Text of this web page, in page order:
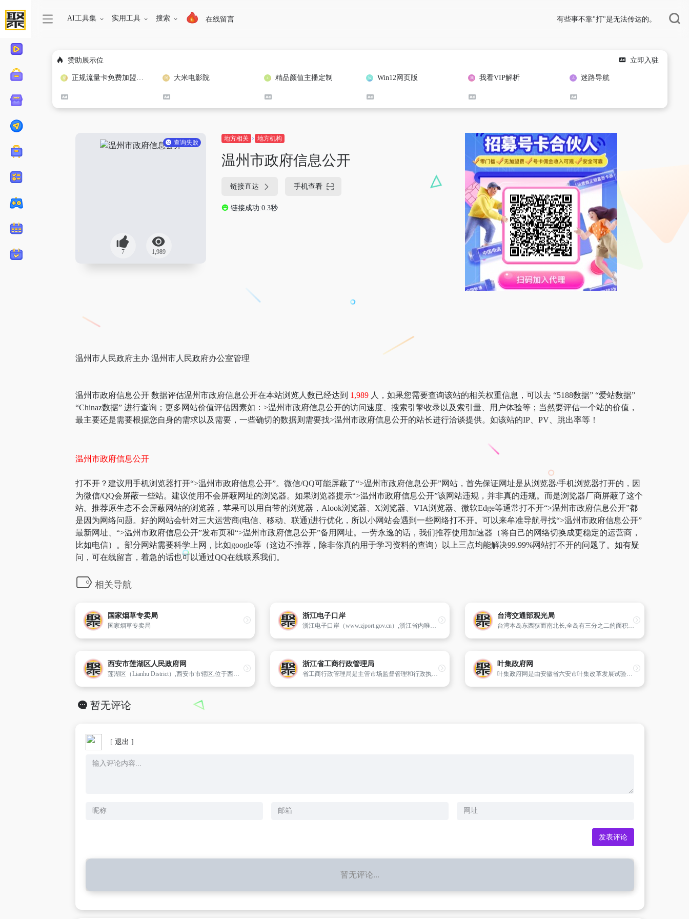
AI工具集 实用工具 搜索 在线留言 有些事不靠"打"是无法传达的。
赞助展示位 立即入驻
正规流量卡免费加盟合作 大米电影院 精品颜值主播定制 Win12网页版 我看VIP解析 迷路导航
查询失败
7 1,989
地方相关 地方机构
温州市政府信息公开
链接直达 手机查看
链接成功:0.3秒
温州市人民政府主办 温州市人民政府办公室管理
温州市政府信息公开 数据评估温州市政府信息公开在本站浏览人数已经达到 1,989 人，如果您需要查询该站的相关权重信息，可以去 “5188数据” “爱站数据”
“Chinaz数据” 进行查询；更多网站价值评估因素如：>温州市政府信息公开的访问速度、搜索引擎收录以及索引量、用户体验等；当然要评估一个站的价值，
最主要还是需要根据您自身的需求以及需要，一些确切的数据则需要找>温州市政府信息公开的站长进行洽谈提供。如该站的IP、PV、跳出率等！
温州市政府信息公开
打不开？建议用手机浏览器打开“>温州市政府信息公开”。微信/QQ可能屏蔽了“>温州市政府信息公开”网站，首先保证网址是从浏览器/手机浏览器打开的，因
为微信/QQ会屏蔽一些站。建议使用不会屏蔽网址的浏览器。如果浏览器提示“>温州市政府信息公开”该网站违规，并非真的违规。而是浏览器厂商屏蔽了这个
站。推荐原生态不会屏蔽网站的浏览器，苹果可以用自带的浏览器，Alook浏览器、X浏览器、VIA浏览器、微软Edge等通常打不开“>温州市政府信息公开”都
是因为网络问题。好的网站会针对三大运营商(电信、移动、联通)进行优化，所以小网站会遇到一些网络打不开。可以来牟准导航寻找“>温州市政府信息公开”
最新网址、“>温州市政府信息公开”发布页和“>温州市政府信息公开”备用网址。一劳永逸的话，我们推荐使用加速器（将自己的网络切换成更稳定的运营商，
比如电信）。部分网站需要科学上网，比如google等（这边不推荐，除非你真的用于学习资料的查询）以上三点均能解决99.99%网站打不开的问题了。如有疑
问，可在线留言，着急的话也可以通过QQ在线联系我们。
相关导航
国家烟草专卖局
国家烟草专卖局
浙江电子口岸
浙江电子口岸（www.zjport.gov.cn）,浙江省内唯一的&#39;大通关&#39;公共信息和电子口岸业务操作平台,其主页包括IC卡预约,宁波港出口船期,企业通关状态查询,宁波港出口靠离泊信息等服务,外贸业务相关政务咨询,集海关,国检,国税等资讯为一体的平台。
台湾交通部观光局
台湾本岛东西狭而南北长,全岛有三分之二的面积分布着高山林地,其它部分则由丘陵、平台高地、海岸平原及盆地所构成,主要山脉皆为南北走向,中央山脉由北到南纵贯全岛,是台湾东、西部河川的分水岭；其西侧的玉山山脉,主峰接近4,000公尺,为东北亚第一高峰。
西安市莲湖区人民政府网
莲湖区（Lianhu District）,西安市市辖区,位于西安市城区西北部。东以北大街、北关正街、龙首村与新城区接壤,西以西户铁路、北以纬二十六街与未央区相连,南以护城河、大环河与碑林区、雁塔区毗邻。总面积38平方千米,总人口698513人（2010年）。辖9个街道,区政府驻北院门街道北院门159号。
浙江省工商行政管理局
省工商行政管理局是主管市场监督管理和行政执法工作的省政府直属机构。
叶集政府网
叶集政府网是由安徽省六安市叶集改革发展试验区管委会主办,叶集改革发展试验区信息网络中心承办的综合性政府门户网站,旨在宣传党和政府的方针政策,展示叶集形象,推行政务公开,及时发布政府信息,提供便民利民服务项目,加强政府与社会、政府与民众的沟通,进一步提高政府公共服务效率和质量。
暂无评论
[ 退出 ]
暂无评论...